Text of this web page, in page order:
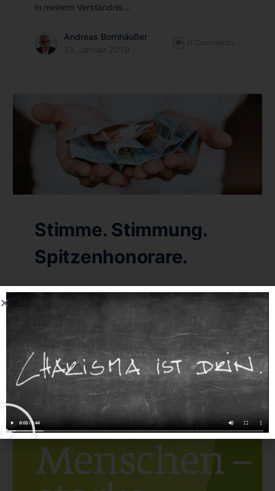
In meinem Verständnis…
Andreas Bornhäußer
Stimme. Stimmung.
Spitzenhonorare.
Was Stimme, Stimmung und Spitzenhonorare
gemeinsam haben. Manch ein(e) Leser(in) der
Frage: Was haben Stimme, Stimmung und
Spitzenhonorare…
Andreas Bornhäußer
24. November 2018
0 Comments